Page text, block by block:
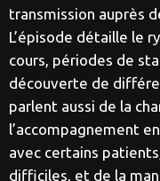
transmission auprès
L’épisode détaille le
cours, périodes de
découverte de
parlent aussi de la
l’accompagnement
avec certains
difficiles, et de la